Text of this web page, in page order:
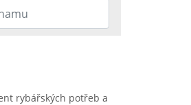
rybářských potřeb a